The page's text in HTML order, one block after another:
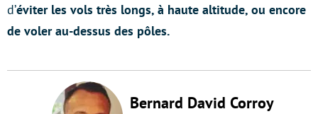
d’éviter les vols très longs, à haute altitude, ou encore
de voler au-dessus des pôles.
Bernard David Corroy